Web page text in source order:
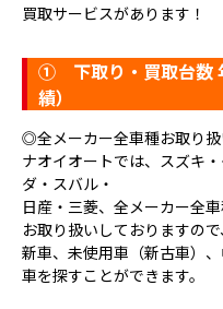
買取サービスがあります！
① 下取り・買取台数
績）
◎全メーカー全車種お取り扱
ナオイオートでは、スズキ
ダ・スバル・
日産・三菱、全メーカー全
お取り扱いしておりますの
新車、未使用車（新古車）
車を探すことができます。